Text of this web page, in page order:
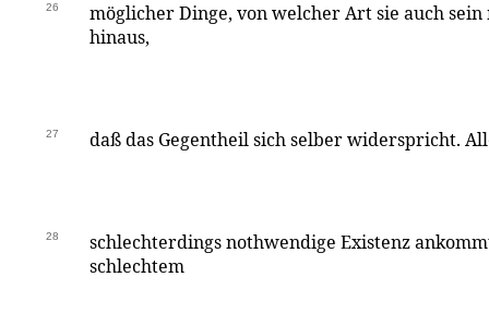
26
möglicher Dinge, von welcher Art sie auch
hinaus,
27 daß das Gegentheil sich selber widerspricht.
28
schlechterdings nothwendige Existenz
schlechtem